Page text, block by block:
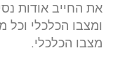
את החייב אודות
ומצבו הכלכלי
מצבו הכלכלי.